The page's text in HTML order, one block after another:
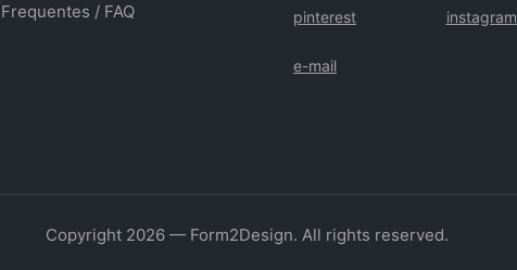
/ FAQ pinterest instagram
e-mail
Copyright 2026 — Form2Design. All rights reserved.